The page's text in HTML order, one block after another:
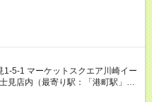
1-5-1 マーケットスクエア川崎イー
見店内（最寄り駅：「港町駅」徒